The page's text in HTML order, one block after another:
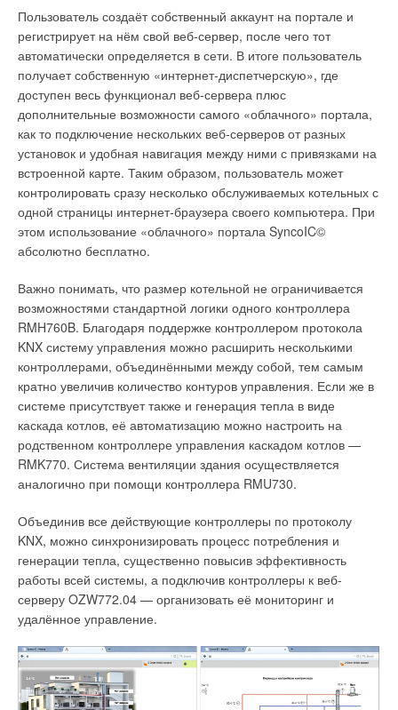
Пользователь создаёт собственный аккаунт на портале и
регистрирует на нём свой веб-сервер, после чего тот
автоматически определяется в сети. В итоге пользователь
получает собственную «интернет-диспетчерскую», где
доступен весь функционал веб-сервера плюс
дополнительные возможности самого «облачного» портала,
как то подключение нескольких веб-серверов от разных
установок и удобная навигация между ними с привязками на
встроенной карте. Таким образом, пользователь может
контролировать сразу несколько обслуживаемых котельных с
одной страницы интернет-браузера своего компьютера. При
этом использование «облачного» портала SyncoIC©
абсолютно бесплатно.
Важно понимать, что размер котельной не ограничивается
возможностями стандартной логики одного контроллера
RMH760B. Благодаря поддержке контроллером протокола
KNX систему управления можно расширить несколькими
контроллерами, объединёнными между собой, тем самым
кратно увеличив количество контуров управления. Если же в
системе присутствует также и генерация тепла в виде
каскада котлов, её автоматизацию можно настроить на
родственном контроллере управления каскадом котлов —
RMK770. Система вентиляции здания осуществляется
аналогично при помощи контроллера RMU730.
Объединив все действующие контроллеры по протоколу
KNX, можно синхронизировать процесс потребления и
генерации тепла, существенно повысив эффективность
работы всей системы, а подключив контроллеры к веб-
серверу OZW772.04 — организовать её мониторинг и
удалённое управление.
поквартирного отопления.
Широкий ассортимент газовых котлов Haier позволяет даже
самому требовательному потребителю выбрать наиболее
подходящую для него модель как для отопления, так и для
горячего водоснабжения. А высокая надежность в сочетании
с превосходными эксплуатационными характеристиками и
квалифицированной сервисной поддержкой не оставят
никаких сомнений в правильности такого выбора.
Читайте по теме:
→
Системы кондиционирования VRF — рост и
→
Газовые котлы Haier: в 2016 году — с обновлённой
линейкой
ЖУРНАЛ СОК АВГУСТ 2016
→
ЖУРНАЛ СОК АВГУСТ 2016
→ Чиллеры и фанкойлы Haier: новинки 2016 года
→
для большого дома и малого бизнеса
ЖУРНАЛ СОК МАЙ 2016
Уведомления отключены
Комментарии
В этой теме еще нет комментариев
Добавить комментарий
Ваше имя *